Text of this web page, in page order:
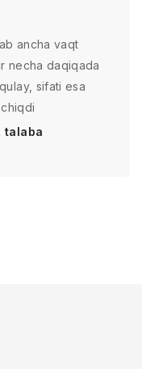
ancha vaqt
necha daqiqada
sifati esa
talaba